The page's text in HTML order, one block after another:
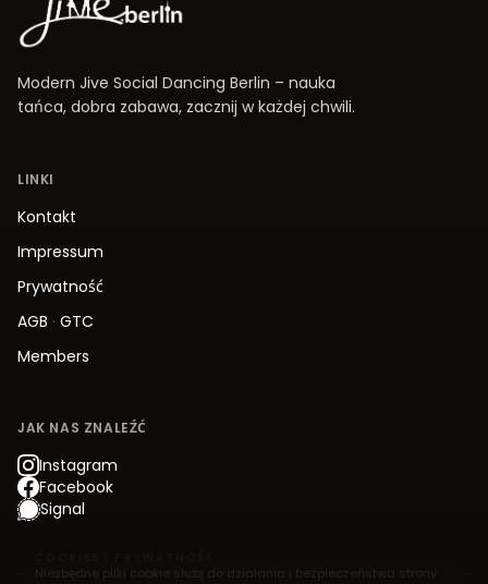
Modern Jive Social Dancing Berlin – nauka
tańca, dobra zabawa, zacznij w każdej chwili.
LINKI
Kontakt
Impressum
Prywatność
AGB · GTC
Members
JAK NAS ZNALEŹĆ
Instagram
Facebook
Signal
Niezbędne pliki cookie służą do działania i bezpieczeństwa strony.